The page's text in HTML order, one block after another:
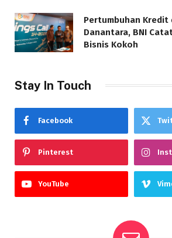
Pertumbuhan Kredit
Danantara, BNI
Bisnis Kokoh
Stay In Touch
Facebook
Pinterest
YouTube